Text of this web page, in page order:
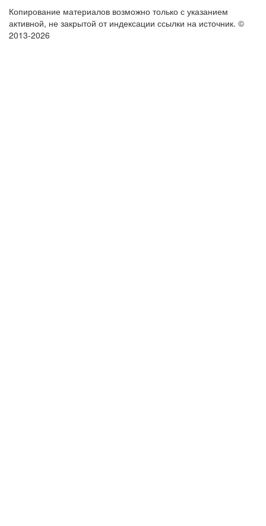
Копирование материалов возможно только с указанием
активной, не закрытой от индексации ссылки на источник. ©
2013-2026